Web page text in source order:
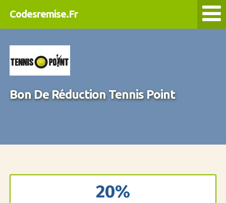
Codesremise.Fr
Bon De Réduction Tennis Point
20%